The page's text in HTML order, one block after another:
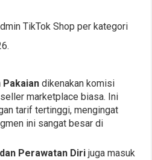
TikTok Shop per kategori
Pakaian dikenakan komisi
marketplace biasa. Ini
tarif tertinggi, mengingat
ini sangat besar di
Perawatan Diri juga masuk